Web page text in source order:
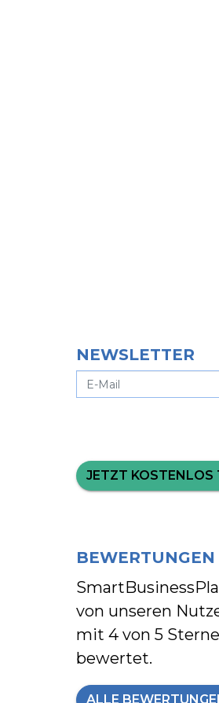
NEWSLETTER
JETZT KOSTENLOS
BEWERTUNGEN
von unseren
mit 4 von 5
bewertet.
ALLE